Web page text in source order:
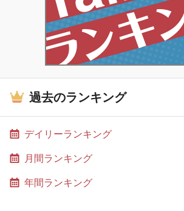
過去のランキング
デイリーランキング
月間ランキング
年間ランキング